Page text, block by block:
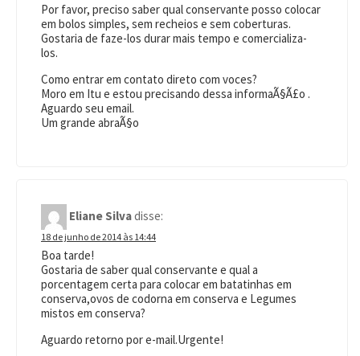
Por favor, preciso saber qual conservante posso colocar
em bolos simples, sem recheios e sem coberturas.
Gostaria de faze-los durar mais tempo e comercializa-
los.
Como entrar em contato direto com voces?
Moro em Itu e estou precisando dessa informaÃ§Ã£o .
Aguardo seu email.
Um grande abraÃ§o
Eliane Silvadisse:
18 de junho de 2014 às 14:44
Boa tarde!
Gostaria de saber qual conservante e qual a
porcentagem certa para colocar em batatinhas em
conserva,ovos de codorna em conserva e Legumes
mistos em conserva?
Aguardo retorno por e-mail.Urgente!